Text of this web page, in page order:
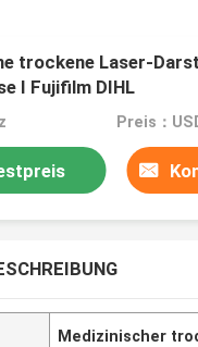
trockene Laser-
I Fujifilm DIHL
Medizinischer